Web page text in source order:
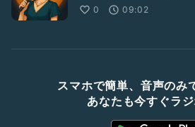
0
09:02
スマホで簡単、音声のみ
あなたも今すぐラ